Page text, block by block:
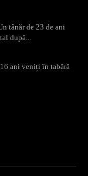
tânăr de 23 de ani
după...
ani veniți în tabără